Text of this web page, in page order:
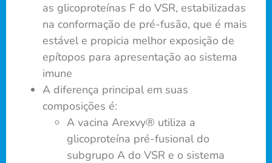
as glicoproteínas F do VSR, estabilizadas
na conformação de pré-fusão, que é mais
estável e propicia melhor exposição de
epítopos para apresentação ao sistema
imune
A diferença principal em suas
composições é:
A vacina Arexvy® utiliza a
glicoproteína pré-fusional do
subgrupo A do VSR e o sistema